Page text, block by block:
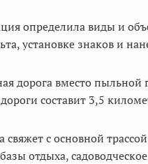
определила виды и
установке знаков и
дорога вместо
составит 3,5
с основной
отдыха,